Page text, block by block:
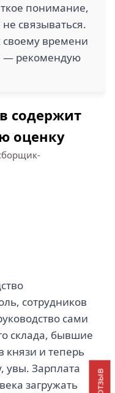
понимание,
связываться.
своему времени
— рекомендую
содержит
оценку
сотрудников
сами
склада, бывшие
князи и теперь
увы. Зарплата
загружать